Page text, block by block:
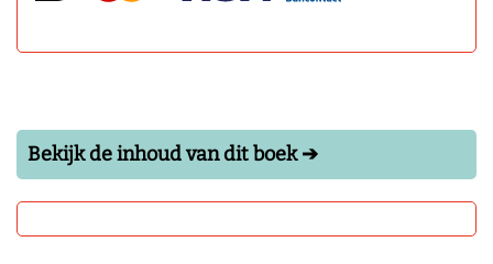
Bekijk de inhoud van dit boek ➔